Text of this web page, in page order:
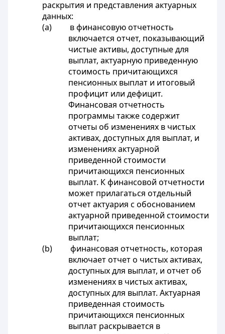
раскрытия и представления актуарных
данных:
(a) в финансовую отчетность
включается отчет, показывающий
чистые активы, доступные для
выплат, актуарную приведенную
стоимость причитающихся
пенсионных выплат и итоговый
профицит или дефицит.
Финансовая отчетность
программы также содержит
отчеты об изменениях в чистых
активах, доступных для выплат, и
изменениях актуарной
приведенной стоимости
причитающихся пенсионных
выплат. К финансовой отчетности
может прилагаться отдельный
отчет актуария с обоснованием
актуарной приведенной стоимости
причитающихся пенсионных
выплат;
(b) финансовая отчетность, которая
включает отчет о чистых активах,
доступных для выплат, и отчет об
изменениях в чистых активах,
доступных для выплат. Актуарная
приведенная стоимость
причитающихся пенсионных
выплат раскрывается в